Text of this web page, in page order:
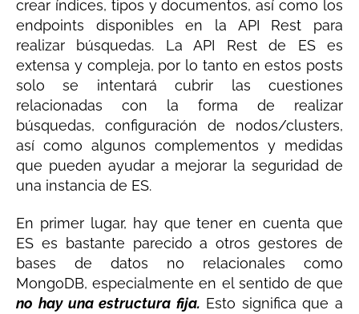
crear índices, tipos y documentos, así como los
endpoints disponibles en la API Rest para
realizar búsquedas. La API Rest de ES es
extensa y compleja, por lo tanto en estos posts
solo se intentará cubrir las cuestiones
relacionadas con la forma de realizar
búsquedas, configuración de nodos/clusters,
así como algunos complementos y medidas
que pueden ayudar a mejorar la seguridad de
una instancia de ES.
En primer lugar, hay que tener en cuenta que
ES es bastante parecido a otros gestores de
bases de datos no relacionales como
MongoDB, especialmente en el sentido de que
no hay una estructura fija. Esto significa que a